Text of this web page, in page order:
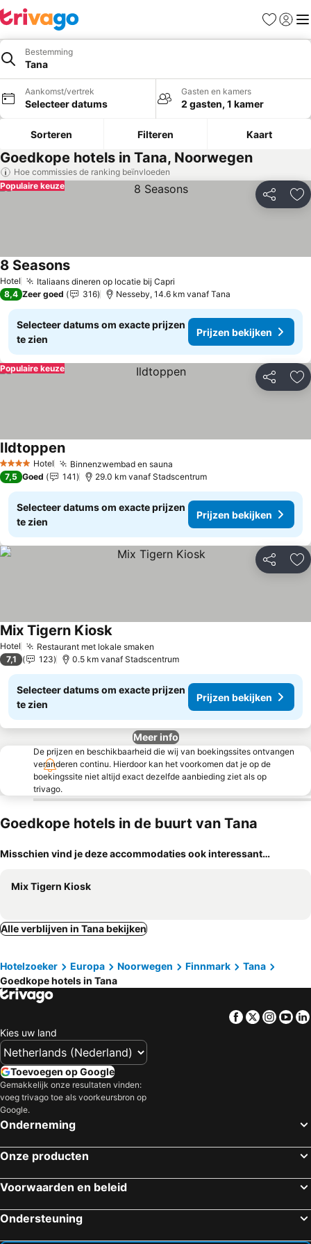
Favorieten
Bestemming
Tana
Aankomst/vertrek
Selecteer datums
Gasten en kamers
2 gasten, 1 kamer
Sorteren Filteren Kaart
Goedkope hotels in Tana, Noorwegen
Hoe commissies de ranking beïnvloeden
Delen
Populaire keuze
Hotel Italiaans dineren op locatie bij Capri
8 Seasons
8,4 Zeer goed 316 Nesseby, 14.6 km vanaf Tana
Selecteer datums om exacte prijzen
te zien
Prijzen bekijken
Delen
Populaire keuze
4 SterrenHotel Binnenzwembad en sauna
Ildtoppen
7,5 Goed 141 29.0 km vanaf Stadscentrum
Selecteer datums om exacte prijzen
te zien
Prijzen bekijken
Delen
Hotel Restaurant met lokale smaken
Mix Tigern Kiosk
7,1 123 0.5 km vanaf Stadscentrum
Selecteer datums om exacte prijzen
te zien
Prijzen bekijken
Meer info
De prijzen en beschikbaarheid die wij van boekingssites ontvangen
veranderen continu. Hierdoor kan het voorkomen dat je op de
boekingssite niet altijd exact dezelfde aanbieding ziet als op
trivago.
Goedkope hotels in de buurt van Tana
Misschien vind je deze accommodaties ook interessant…
Mix Tigern Kiosk
Alle verblijven in Tana bekijken
Hotelzoeker Europa Noorwegen Finnmark
Tana
Goedkope hotels in Tana
Facebook
Twitter
Kies uw land
Toevoegen op Google
Gemakkelijk onze resultaten vinden:
voeg trivago toe als voorkeursbron op
Google.
Onderneming
Onze producten
Voorwaarden en beleid
Ondersteuning